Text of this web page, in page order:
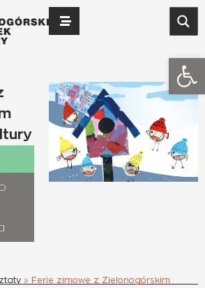
» Ferie zimowe z Zielonogórskim